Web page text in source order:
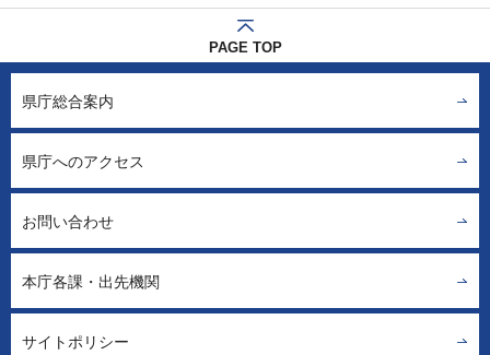
PAGE TOP
県庁総合案内
県庁へのアクセス
お問い合わせ
本庁各課・出先機関
サイトポリシー